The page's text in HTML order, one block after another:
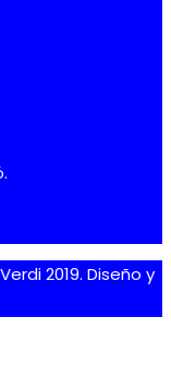
2019. Diseño y